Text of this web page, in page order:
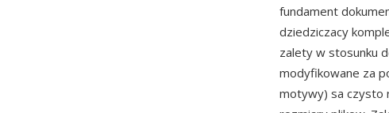
fundament
dziedziczacy
zalety w stosunku
modyfikowane za
motywy) sa czysto